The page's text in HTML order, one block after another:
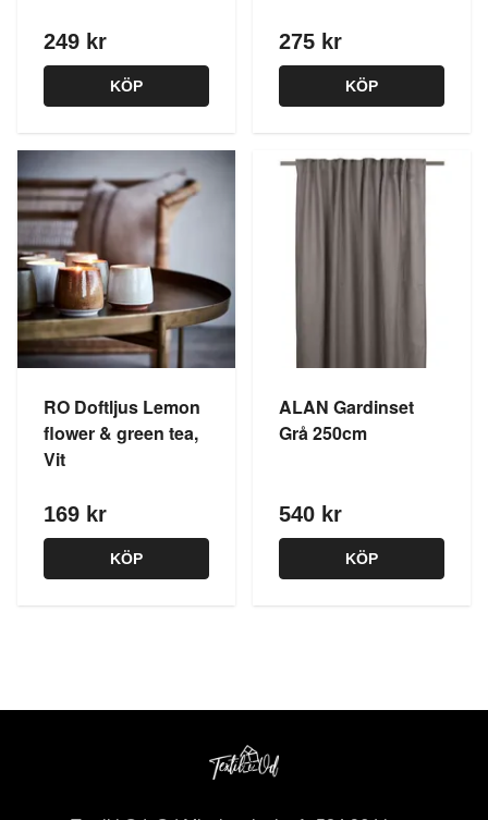
249 kr
KÖP
275 kr
KÖP
RO Doftljus Lemon
flower & green tea,
Vit
169 kr
KÖP
ALAN Gardinset
Grå 250cm
540 kr
KÖP